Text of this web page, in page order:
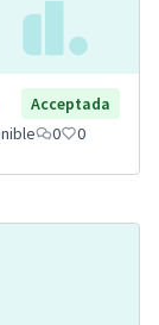
Acceptada
0 0